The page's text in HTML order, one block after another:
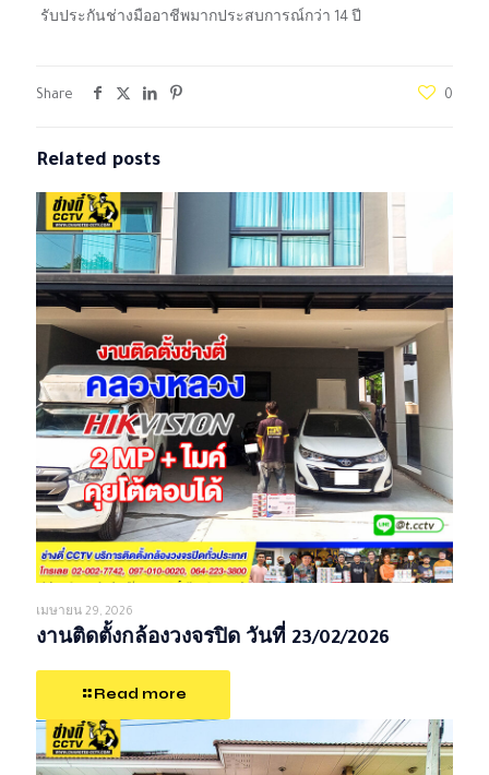
รับประกันช่างมืออาชีพมากประสบการณ์กว่า 14 ปี
Share 0
Related posts
เมษายน 29, 2026
งานติดตั้งกล้องวงจรปิด วันที่ 23/02/2026
Read more